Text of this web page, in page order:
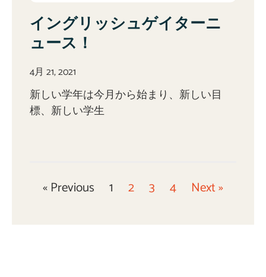
イングリッシュゲイターニ
ュース！
4月 21, 2021
新しい学年は今月から始まり、新しい目
標、新しい学生
« Previous 1 2 3 4 Next »